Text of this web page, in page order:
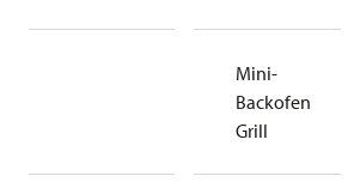
Mini-
Backofen
Grill